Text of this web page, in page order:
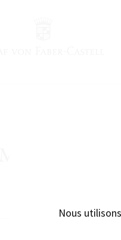
Nous